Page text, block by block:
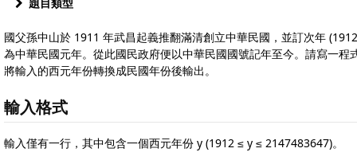
題目類型
國父孫中山於 1911 年武昌起義推翻滿清創立中華民國，並訂次年
為中華民國元年。從此國民政府便以中華民國國號記年至今。請寫一程
將輸入的西元年份轉換成民國年份後輸出。
輸入格式
輸入僅有一行，其中包含一個西元年份 y (1912 ≤ y ≤ 2147483647)。